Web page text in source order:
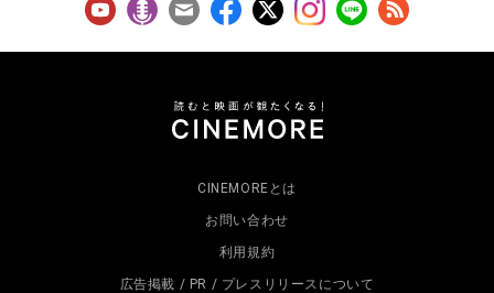
CINEMOREとは
お問い合わせ
利用規約
広告掲載 / PR / プレスリリースについて